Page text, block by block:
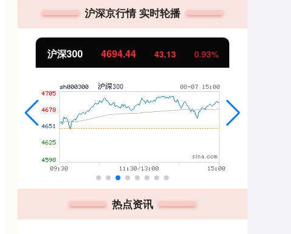
沪深京行情 实时轮播
北证50 1134.24 11.37 1.01%
热点资讯